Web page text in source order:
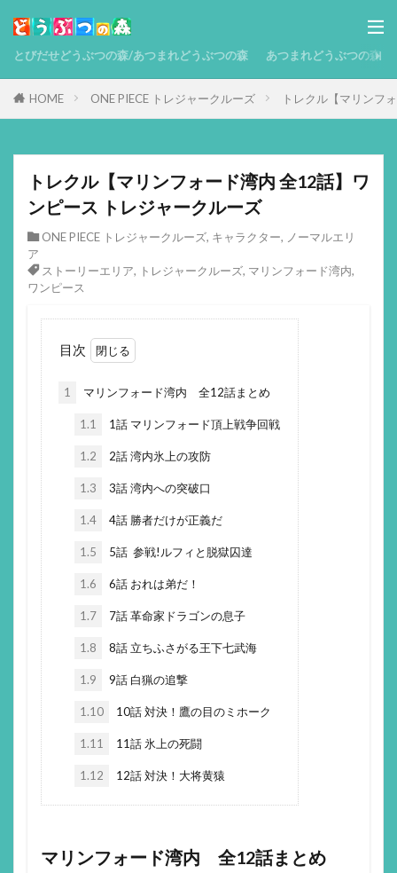
とびだせどうぶつの森/あつまれどうぶつの森 あつまれどうぶつの森
HOME ONE PIECE トレジャークルーズ トレクル【マリンフ
トレクル【マリンフォード湾内 全12話】ワ
ンピース トレジャークルーズ
ONE PIECE トレジャークルーズ, キャラクター, ノーマルエリ
ア
ストーリーエリア, トレジャークルーズ, マリンフォード湾内,
ワンピース
目次
1 マリンフォード湾内 全12話まとめ
1.1 1話 マリンフォード頂上戦争回戦
1.2 2話 湾内氷上の攻防
1.3 3話 湾内への突破口
1.4 4話 勝者だけが正義だ
1.5 5話 参戦!ルフィと脱獄囚達
1.6 6話 おれは弟だ！
1.7 7話 革命家ドラゴンの息子
1.8 8話 立ちふさがる王下七武海
1.9 9話 白猟の追撃
1.10 10話 対決！鷹の目のミホーク
1.11 11話 氷上の死闘
1.12 12話 対決！大将黄猿
マリンフォード湾内 全12話まとめ